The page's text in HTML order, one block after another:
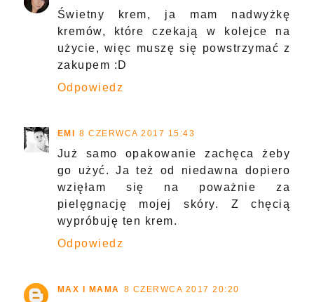
Świetny krem, ja mam nadwyżkę
kremów, które czekają w kolejce na
użycie, więc muszę się powstrzymać z
zakupem :D
Odpowiedz
EMI 8 CZERWCA 2017 15:43
Już samo opakowanie zachęca żeby
go użyć. Ja też od niedawna dopiero
wzięłam się na poważnie za
pielęgnację mojej skóry. Z chęcią
wypróbuję ten krem.
Odpowiedz
MAX I MAMA 8 CZERWCA 2017 20:20